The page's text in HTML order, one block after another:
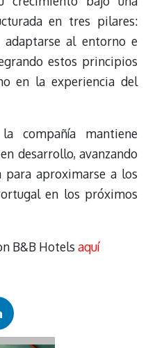
en tres pilares:
adaptarse al entorno e
estos principios
en la experiencia del
compañía mantiene
desarrollo, avanzando
aproximarse a los
en los próximos
B&B Hotels aquí